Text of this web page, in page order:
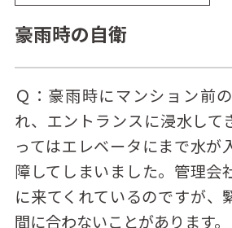
豪雨時の自衛
Ｑ：豪雨時にマンション前
れ、エントランスに浸水して
ってはエレベータにまで水が
障してしまいました。管理会
に来てくれているのですが、
間に合わないことがあります。